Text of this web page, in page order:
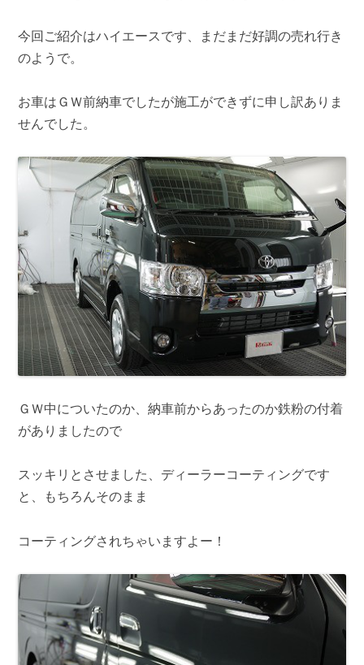
今回ご紹介はハイエースです、まだまだ好調の売れ行き
のようで。
お車はＧＷ前納車でしたが施工ができずに申し訳ありま
せんでした。
ＧＷ中についたのか、納車前からあったのか鉄粉の付着
がありましたので
スッキリとさせました、ディーラーコーティングです
と、もちろんそのまま
コーティングされちゃいますよー！